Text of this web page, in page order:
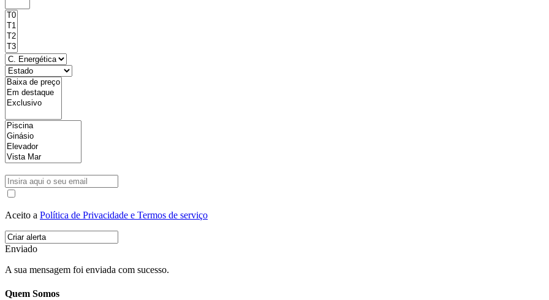
Aceito a Política de Privacidade e Termos de serviço
Enviado
A sua mensagem foi enviada com sucesso.
Quem Somos